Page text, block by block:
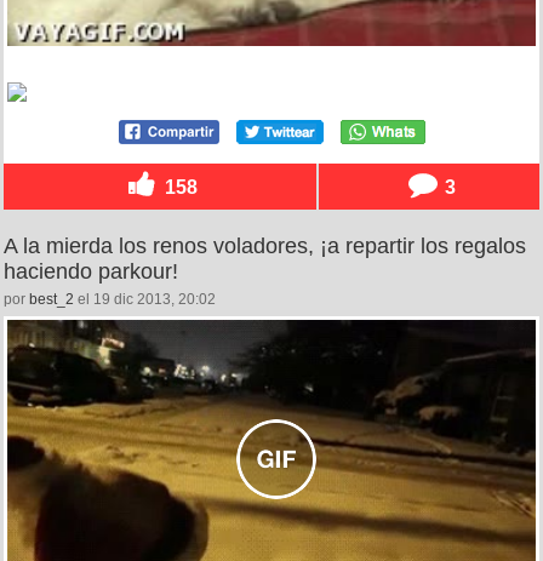
158 3
A la mierda los renos voladores, ¡a repartir los regalos
haciendo parkour!
por best_2 el 19 dic 2013, 20:02